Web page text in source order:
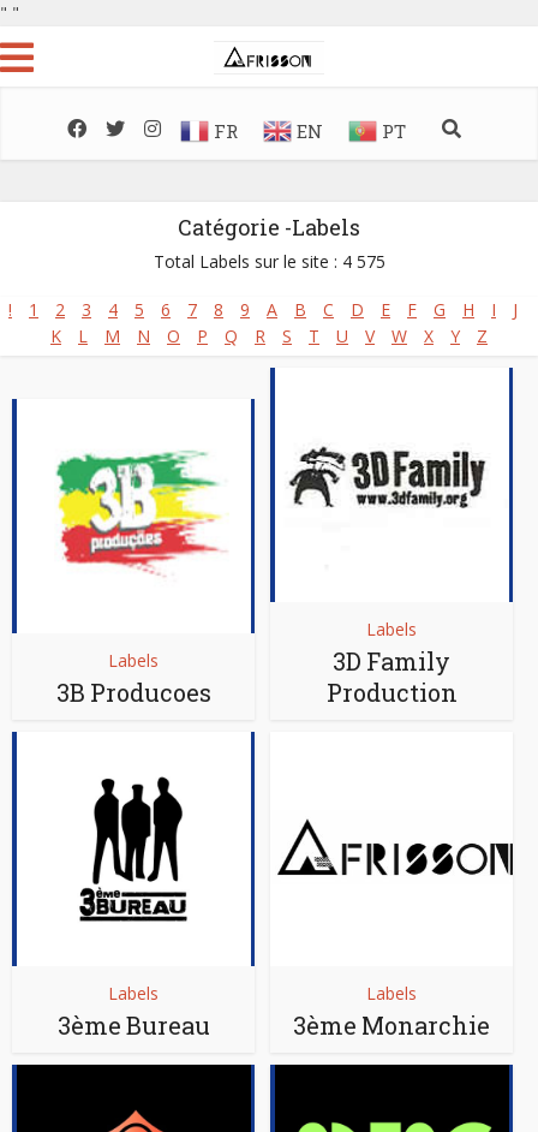
" "
FR EN PT
Catégorie -Labels
Total Labels sur le site : 4 575
! 1 2 3 4 5 6 7 8 9 A B C D E F G H I
J
K
L M N O P Q R S T U V W X Y Z
Labels
3B Producoes
Labels
3D Family
Production
Labels
3ème Bureau
Labels
3ème Monarchie